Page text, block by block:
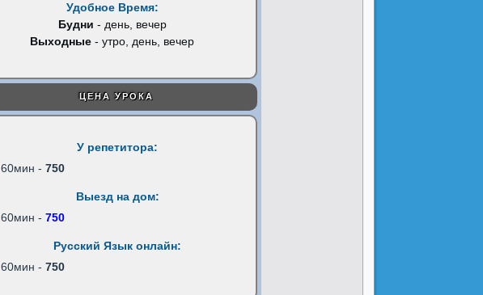
Удобное Время:
Будни - день, вечер
Выходные - утро, день, вечер
ЦЕНА УРОКА
У репетитора:
60мин - 750
Выезд на дом:
60мин - 750
Русский Язык онлайн:
60мин - 750